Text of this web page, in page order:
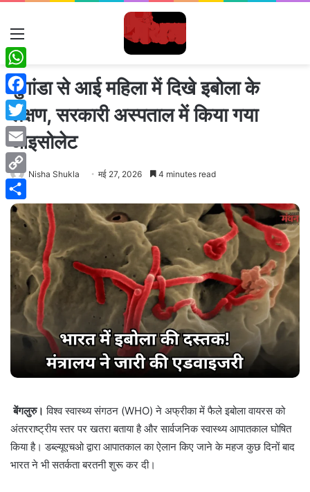
Menu
युगांडा से आई महिला में दिखे इबोला के
लक्षण, सरकारी अस्पताल में किया गया
आइसोलेट
Nisha Shukla मई 27, 2026 4 minutes read
बेंगलुरु। विश्व स्वास्थ्य संगठन (WHO) ने अफ्रीका में फैले इबोला वायरस को
अंतरराष्ट्रीय स्तर पर खतरा बताया है और सार्वजनिक स्वास्थ्य आपातकाल घोषित
किया है। डब्ल्यूएचओ द्वारा आपातकाल का ऐलान किए जाने के महज कुछ दिनों बाद
भारत ने भी सतर्कता बरतनी शुरू कर दी।
WhatsApp
Facebook
Twitter
Email
Copy
Link
Share